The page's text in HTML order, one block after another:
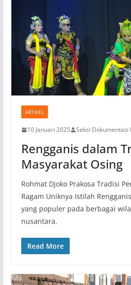
ARTIKEL
10 Januari 2025 Seksi Dokumentasi
Rengganis dalam
Masyarakat Osing
Rohmat Djoko Prakosa Tradisi
Ragam Uniknya Istilah
yang populer pada berbagai
nusantara.
Read More